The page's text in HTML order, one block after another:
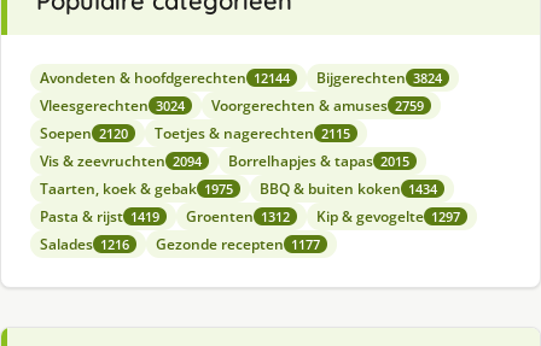
Avondeten & hoofdgerechten 12144 Bijgerechten 3824
Vleesgerechten 3024 Voorgerechten & amuses 2759
Soepen 2120 Toetjes & nagerechten 2115
Vis & zeevruchten 2094 Borrelhapjes & tapas 2015
Taarten, koek & gebak 1975 BBQ & buiten koken 1434
Pasta & rijst 1419 Groenten 1312 Kip & gevogelte 1297
Salades 1216 Gezonde recepten 1177